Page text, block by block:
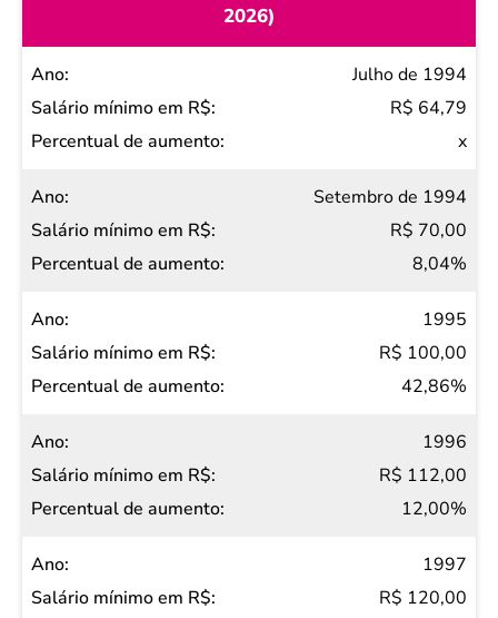
2026)
Ano
Salário
mínimo
Percentual
de
aumento
Julho de 1994
R$ 64,79
x
Setembro de 1994
R$ 70,00
8,04%
1995
R$ 100,00
42,86%
1996
R$ 112,00
12,00%
1997
R$ 120,00